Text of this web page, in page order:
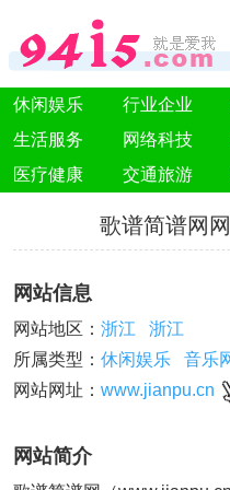
休闲娱乐 行业企业
生活服务
网络科技
医疗健康
交通旅游
歌谱简谱网
网站信息
网站地区： 浙江
浙江
所属类型： 休闲娱乐
音乐
网站网址： www.jianpu.cn
网站简介